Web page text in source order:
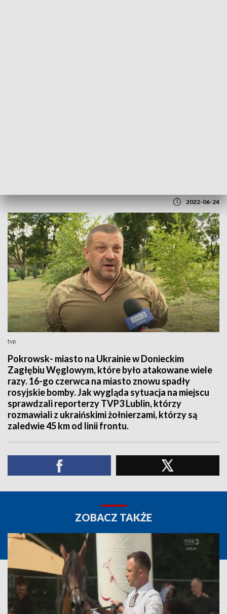
2022-06-24
tvp
Pokrowsk- miasto na Ukrainie w Donieckim
Zagłębiu Węglowym, które było atakowane wiele
razy. 16-go czerwca na miasto znowu spadły
rosyjskie bomby. Jak wygląda sytuacja na miejscu
sprawdzali reporterzy TVP3 Lublin, którzy
rozmawiali z ukraińskimi żołnierzami, którzy są
zaledwie 45 km od linii frontu.
ZOBACZ TAKŻE